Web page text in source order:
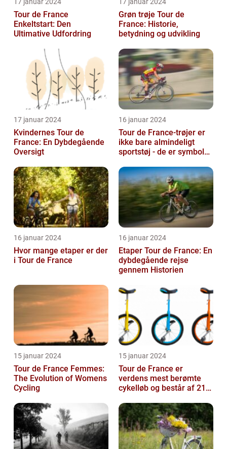
Tour de France
Enkeltstart: Den
Ultimative Udfordring
Grøn trøje Tour de
France: Historie,
betydning og udvikling
17 januar 2024
Kvindernes Tour de
France: En Dybdegående
Oversigt
16 januar 2024
Tour de France-trøjer er
ikke bare almindeligt
sportstøj - de er symboler
udholden...
16 januar 2024
Hvor mange etaper er der
i Tour de France
16 januar 2024
Etaper Tour de France: En
dybdegående rejse
gennem Historien
15 januar 2024
Tour de France Femmes:
The Evolution of Womens
Cycling
15 januar 2024
Tour de France er
verdens mest berømte
cykelløb og består af 21